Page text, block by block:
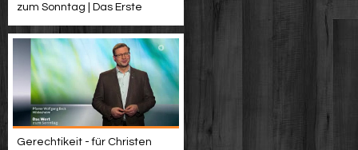
zum Sonntag | Das Erste
Gerechtikeit - für Christen